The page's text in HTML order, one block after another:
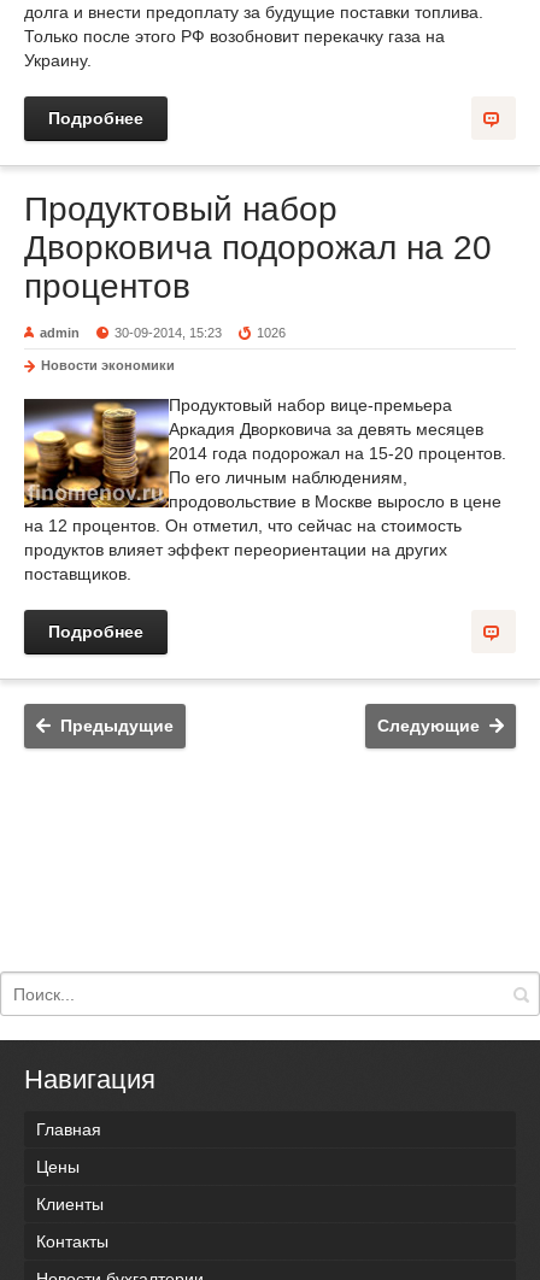
долга и внести предоплату за будущие поставки топлива.
Только после этого РФ возобновит перекачку газа на
Украину.
Подробнее
Продуктовый набор
Дворковича подорожал на 20
процентов
admin 30-09-2014, 15:23 1026
Новости экономики
Продуктовый набор вице-премьера
Аркадия Дворковича за девять месяцев
2014 года подорожал на 15-20 процентов.
По его личным наблюдениям,
продовольствие в Москве выросло в цене
на 12 процентов. Он отметил, что сейчас на стоимость
продуктов влияет эффект переориентации на других
поставщиков.
Подробнее
Предыдущие Следующие
Навигация
Главная
Цены
Клиенты
Контакты